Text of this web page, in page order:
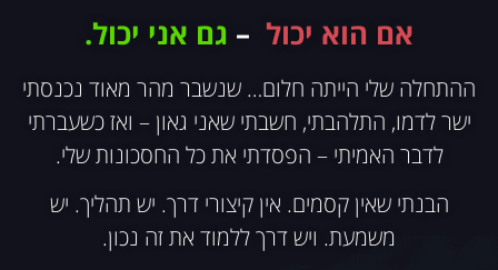
אם הוא יכול – גם אני יכול.
ההתחלה שלי הייתה חלום… שנשבר מהר מאוד נכנסתי
ישר לדמו, התלהבתי, חשבתי שאני גאון – ואז כשעברתי
לדבר האמיתי – הפסדתי את כל החסכונות שלי.
הבנתי שאין קסמים. אין קיצורי דרך. יש תהליך. יש
משמעת. ויש דרך ללמוד את זה נכון.